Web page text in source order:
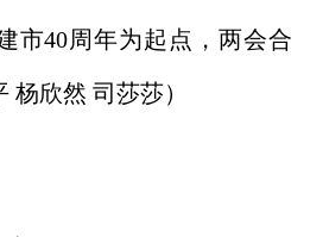
市40周年为起点，两会合
杨欣然 司 莎莎）